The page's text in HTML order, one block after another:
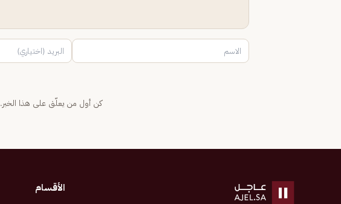
كن أول من يعلّق على هذا الخبر.
الأقسام